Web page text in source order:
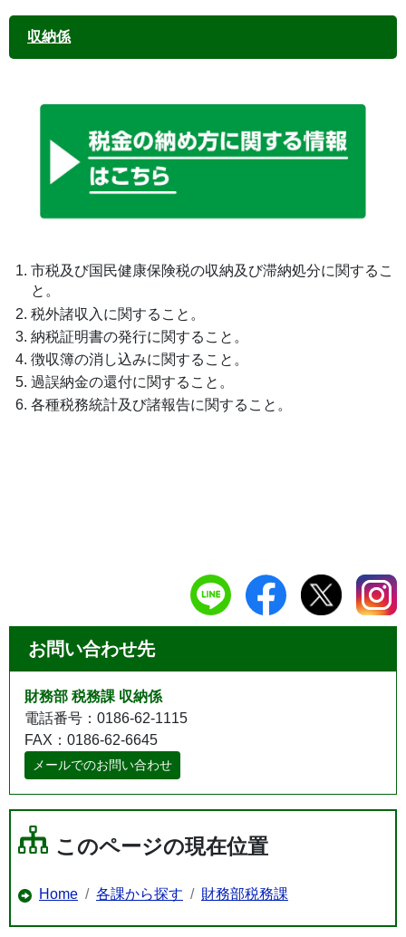
収納係
市税及び国民健康保険税の収納及び滞納処分に関するこ
と。
税外諸収入に関すること。
納税証明書の発行に関すること。
徴収簿の消し込みに関すること。
過誤納金の還付に関すること。
各種税務統計及び諸報告に関すること。
お問い合わせ先
財務部 税務課 収納係
電話番号：0186-62-1115
FAX：0186-62-6645
メールでのお問い合わせ
このページの現在位置
Home 各課から探す 財務部税務課